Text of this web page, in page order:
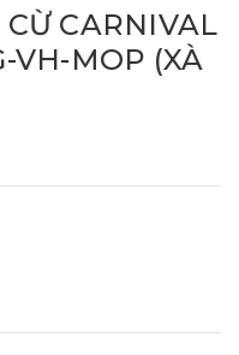
CARNIVAL
VH-MOP (XÀ